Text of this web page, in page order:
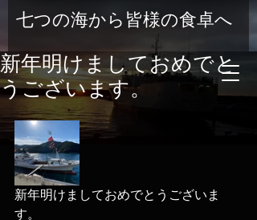
七つの海から皆様の食卓へ
新年明けましておめでと
うございます。
新年明けましておめでとうございま
す。